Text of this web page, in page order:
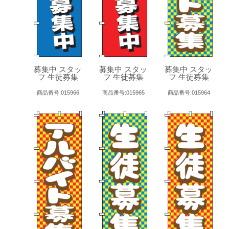
募集中 スタッ
フ 生徒募集
商品番号:015966
募集中 スタッ
フ 生徒募集
商品番号:015965
募集中 スタッ
フ 生徒募集
商品番号:015964